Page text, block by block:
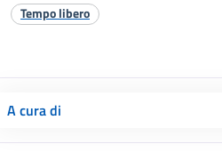
Tempo libero
A cura di